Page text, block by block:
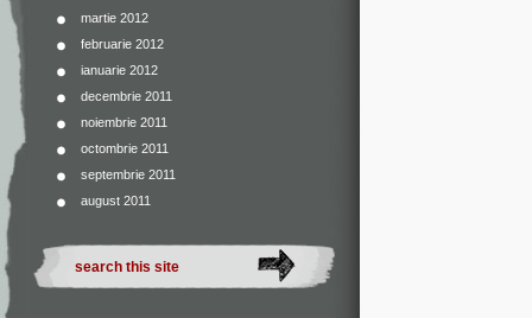
martie 2012
februarie 2012
ianuarie 2012
decembrie 2011
noiembrie 2011
octombrie 2011
septembrie 2011
august 2011